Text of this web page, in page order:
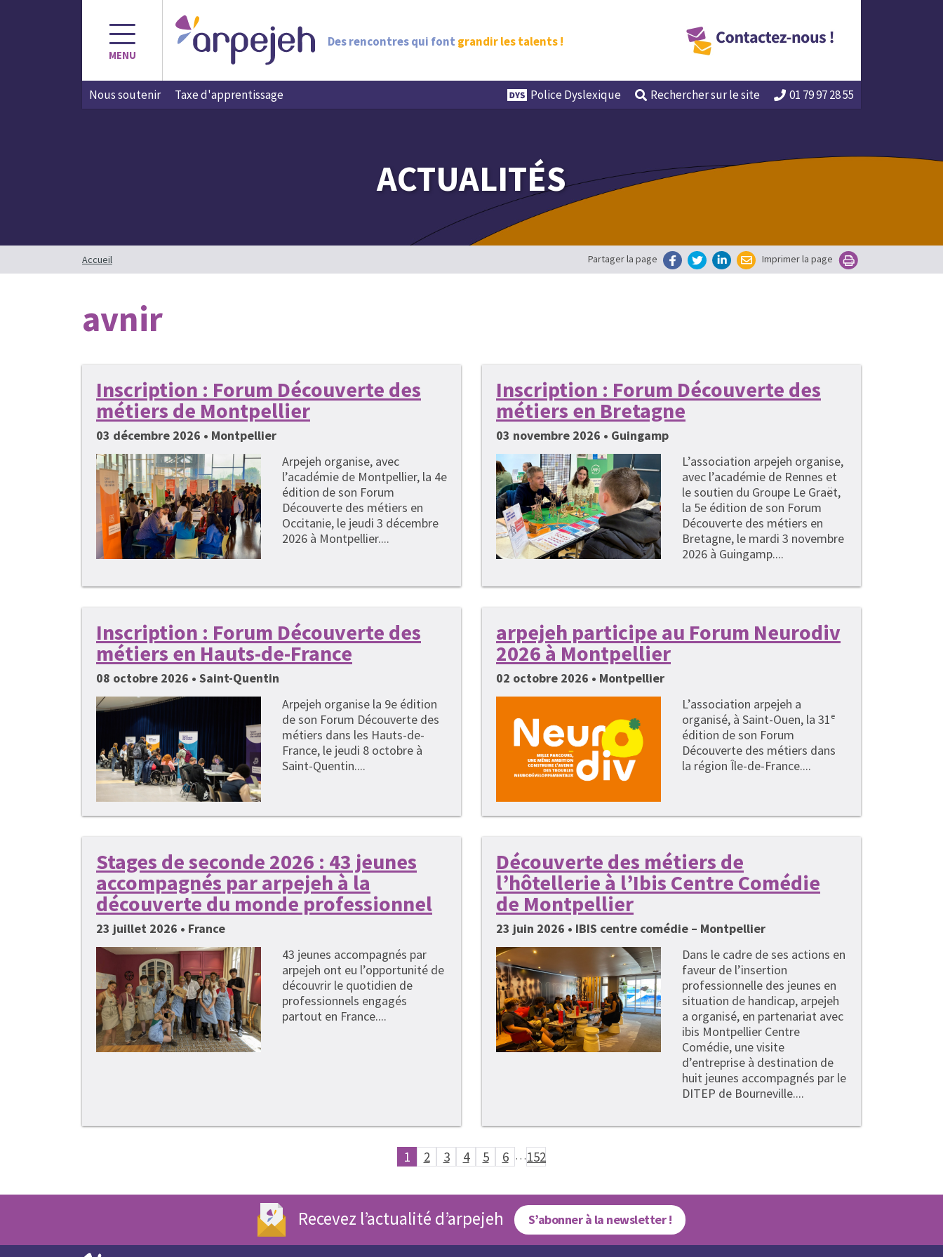
MENU
Des rencontres qui font grandir les talents !
Nous soutenir Taxe d'apprentissage Police Dyslexique Recherchersur le site 01 79 97 28 55
ACTUALITÉS
Accueil Partager la page Imprimer la page
avnir
Inscription : Forum Découverte des
métiers de Montpellier
03 décembre 2026 • Montpellier
Arpejeh organise, avec
l’académie de Montpellier, la 4e
édition de son Forum
Découverte des métiers en
Occitanie, le jeudi 3 décembre
2026 à Montpellier....
Inscription : Forum Découverte des
métiers en Bretagne
03 novembre 2026 • Guingamp
L’association arpejeh organise,
avec l’académie de Rennes et
le soutien du Groupe Le Graët,
la 5e édition de son Forum
Découverte des métiers en
Bretagne, le mardi 3 novembre
2026 à Guingamp....
Inscription : Forum Découverte des
métiers en Hauts-de-France
08 octobre 2026 • Saint-Quentin
Arpejeh organise la 9e édition
de son Forum Découverte des
métiers dans les Hauts-de-
France, le jeudi 8 octobre à
Saint-Quentin....
arpejeh participe au Forum Neurodiv
2026 à Montpellier
02 octobre 2026 • Montpellier
L’association arpejeh a
organisé, à Saint-Ouen, la 31ᵉ
édition de son Forum
Découverte des métiers dans
la région Île-de-France....
Stages de seconde 2026 : 43 jeunes
accompagnés par arpejeh à la
découverte du monde professionnel
23 juillet 2026 • France
43 jeunes accompagnés par
arpejeh ont eu l’opportunité de
découvrir le quotidien de
professionnels engagés
partout en France....
Découverte des métiers de
l’hôtellerie à l’Ibis Centre Comédie
de Montpellier
23 juin 2026 • IBIS centre comédie – Montpellier
Dans le cadre de ses actions en
faveur de l’insertion
professionnelle des jeunes en
situation de handicap, arpejeh
a organisé, en partenariat avec
ibis Montpellier Centre
Comédie, une visite
d’entreprise à destination de
huit jeunes accompagnés par le
DITEP de Bourneville....
1 2 3 4 5 6 …152
Recevez l’actualité d’arpejeh S’abonner à la newsletter !